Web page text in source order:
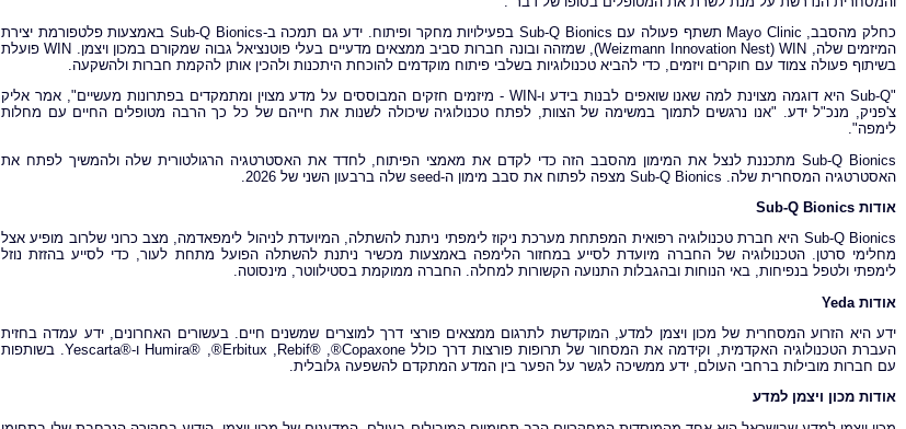
כחלק מהסבב, Mayo Clinic תשתף פעולה עם Sub-Q Bionics בפעילויות מחקר ופיתוח. ידע גם תמכה ב-Sub-Q Bionics באמצעות פלטפורמת יצירת
המיזמים שלה, WIN ‏(Weizmann Innovation Nest), שמזהה ובונה חברות סביב ממצאים מדעיים בעלי פוטנציאל גבוה שמקורם במכון ויצמן. WIN פועלת
בשיתוף פעולה צמוד עם חוקרים ויזמים, כדי להביא טכנולוגיות בשלבי פיתוח מוקדמים להוכחת היתכנות ולהכין אותן להקמת חברות ולהשקעה.
"Sub-Q היא דוגמה מצוינת למה שאנו שואפים לבנות בידע ו-WIN - מיזמים חזקים המבוססים על מדע מצוין ומתמקדים בפתרונות מעשיים", אמר אליק
צ'פניק, מנכ"ל ידע. "אנו נרגשים לתמוך במשימה של הצוות, לפתח טכנולוגיה שיכולה לשנות את חייהם של כל כך הרבה מטופלים החיים עם מחלות
לימפה".
Sub-Q Bionics מתכננת לנצל את המימון מהסבב הזה כדי לקדם את מאמצי הפיתוח, לחדד את האסטרטגיה הרגולטורית שלה ולהמשיך לפתח את
האסטרטגיה המסחרית שלה. Sub-Q Bionics מצפה לפתוח את סבב מימון ה-seed שלה ברבעון השני של 2026.
אודות Sub-Q Bionics
Sub‑Q Bionics היא חברת טכנולוגיה רפואית המפתחת מערכת ניקוז לימפתי ניתנת להשתלה, המיועדת לניהול לימפאדמה, מצב כרוני שלרוב מופיע אצל
מחלימי סרטן. הטכנולוגיה של החברה מיועדת לסייע במחזור הלימפה באמצעות מכשיר ניתנת להשתלה הפועל מתחת לעור, כדי לסייע בהזזת נוזל
לימפתי ולטפל בנפיחות, באי הנוחות ובהגבלות התנועה הקשורות למחלה. החברה ממוקמת בסטילווטר, מינסוטה.
אודות Yeda
ידע היא הזרוע המסחרית של מכון ויצמן למדע, המוקדשת לתרגום ממצאים פורצי דרך למוצרים שמשנים חיים. בעשורים האחרונים, ידע עמדה בחזית
העברת הטכנולוגיה האקדמית, וקידמה את המסחור של תרופות פורצות דרך כולל Copaxone®, ‏Rebif®‎, ‏Erbitux®,‏ Humira®‎ ו-Yescarta®‎. בשותפות
עם חברות מובילות ברחבי העולם, ידע ממשיכה לגשר על הפער בין המדע המתקדם להשפעה גלובלית.
אודות מכון ויצמן למדע